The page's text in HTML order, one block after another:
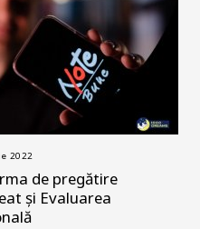
2022
de pregătire
și Evaluarea